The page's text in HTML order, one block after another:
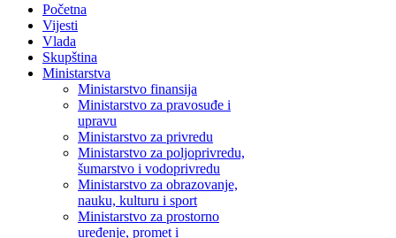
Početna
Vijesti
Vlada
Skupština
Ministarstva
Ministarstvo finansija
Ministarstvo za pravosuđe i
upravu
Ministarstvo za privredu
Ministarstvo za poljoprivredu,
šumarstvo i vodoprivredu
Ministarstvo za obrazovanje,
nauku, kulturu i sport
Ministarstvo za prostorno
uređenje, promet i